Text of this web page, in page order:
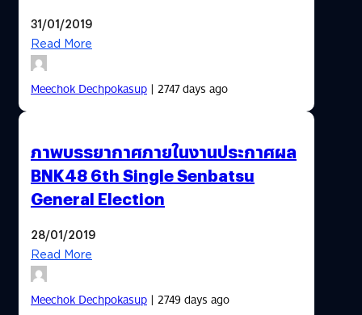
31/01/2019
Read More
Meechok Dechpokasup| 2747 days ago
ภาพบรรยากาศภายในงานประกาศผล
BNK48 6th Single Senbatsu
General Election
28/01/2019
Read More
Meechok Dechpokasup| 2749 days ago